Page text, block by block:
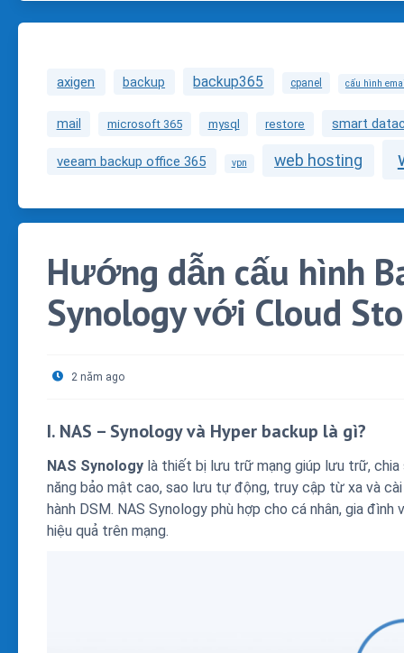
axigen backup backup365 cpanel cấu hình
mail microsoft 365 mysql restore smart
veeam backup office 365 vpn web hosting
Hướng dẫn cấu hình
Synology với Cloud
2 năm ago
I. NAS – Synology và Hyper backup là gì?
NAS Synology là thiết bị lưu trữ mạng giúp lưu trữ,
năng bảo mật cao, sao lưu tự động, truy cập từ xa và
hành DSM. NAS Synology phù hợp cho cá nhân, gia
hiệu quả trên mạng.